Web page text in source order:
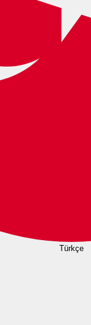
Türkçe